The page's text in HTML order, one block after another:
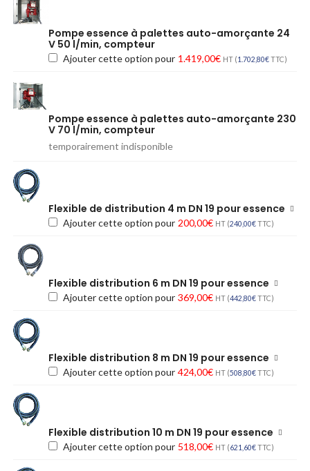
Pompe essence à palettes auto-amorçante 24
V 50 l/min, compteur
Ajouter cette option pour 1.419,00€ HT (1.702,80€TTC)
Pompe essence à palettes auto-amorçante 230
V 70 l/min, compteur
temporairement indisponible
Flexible de distribution 4 m DN 19 pour essence
Ajouter cette option pour 200,00€ HT (240,00€TTC)
Flexible distribution 6 m DN 19 pour essence
Ajouter cette option pour 369,00€ HT (442,80€TTC)
Flexible distribution 8 m DN 19 pour essence
Ajouter cette option pour 424,00€ HT (508,80€TTC)
Flexible distribution 10 m DN 19 pour essence
Ajouter cette option pour 518,00€ HT (621,60€TTC)